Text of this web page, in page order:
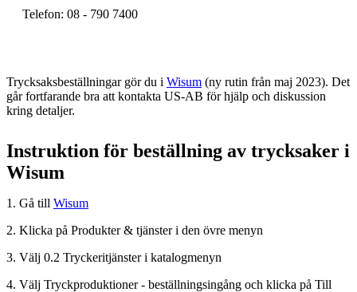
Telefon: 08 - 790 7400
Trycksaksbeställningar gör du i Wisum (ny rutin från maj 2023). Det
går fortfarande bra att kontakta US-AB för hjälp och diskussion
kring detaljer.
Instruktion för beställning av trycksaker i
Wisum
1. Gå till Wisum
2. Klicka på Produkter & tjänster i den övre menyn
3. Välj 0.2 Tryckeritjänster i katalogmenyn
4. Välj Tryckproduktioner - beställningsingång och klicka på Till